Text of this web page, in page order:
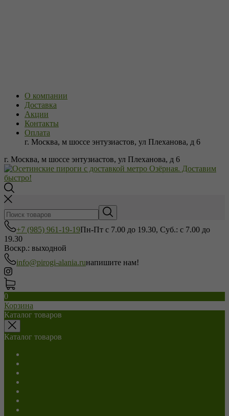
О компании
Доставка
Акции
Контакты
Оплата
г. Москва, м шоссе энтузиастов, ул Плеханова, д 6
г. Москва, м шоссе энтузиастов, ул Плеханова, д 6
+7 (985) 961-19-19Пн-Пт с 7.00 до 19.30, Суб.: с 7.00 до
19.30
Воскр.: выходной
info@pirogi-alania.ruнапишите нам!
0
Корзина
Каталог товаров
Каталог товаров